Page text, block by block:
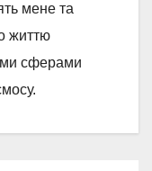
мене та
життю
сферами